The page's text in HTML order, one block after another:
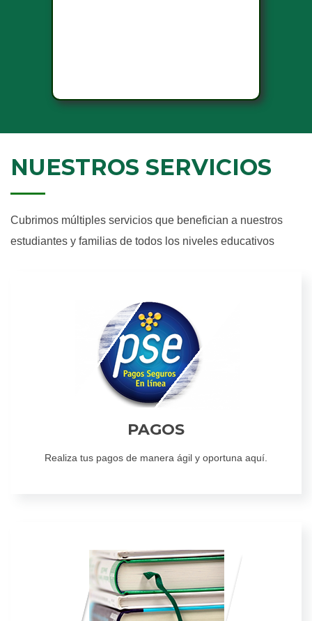
NUESTROS SERVICIOS
Cubrimos múltiples servicios que benefician a nuestros
estudiantes y familias de todos los niveles educativos
PAGOS
Realiza tus pagos de manera ágil y oportuna aquí.